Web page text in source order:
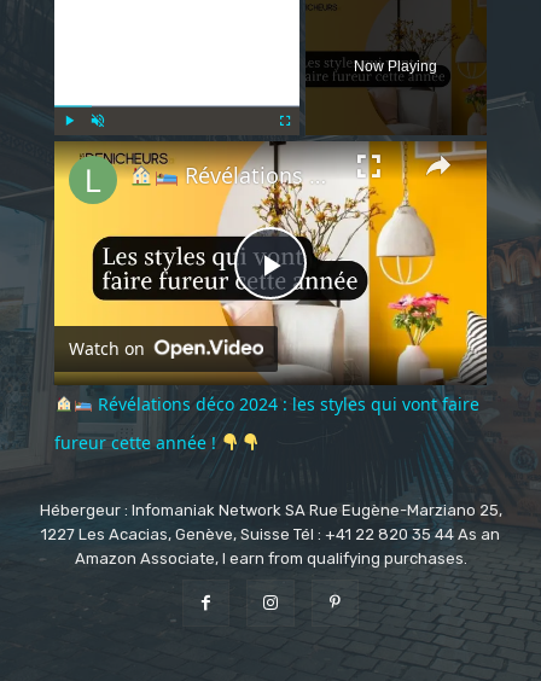
Unmute Fullscreen
Now Playing
×
Play
Video
Révélations déco 2024 : les styles qui vont faire fureur cette année !
Watch on
Révélations déco 2024 : les styles qui vont faire
fureur cette année !
Hébergeur : Infomaniak Network SA Rue Eugène-Marziano 25,
1227 Les Acacias, Genève, Suisse Tél : +41 22 820 35 44 As an
Amazon Associate, I earn from qualifying purchases.